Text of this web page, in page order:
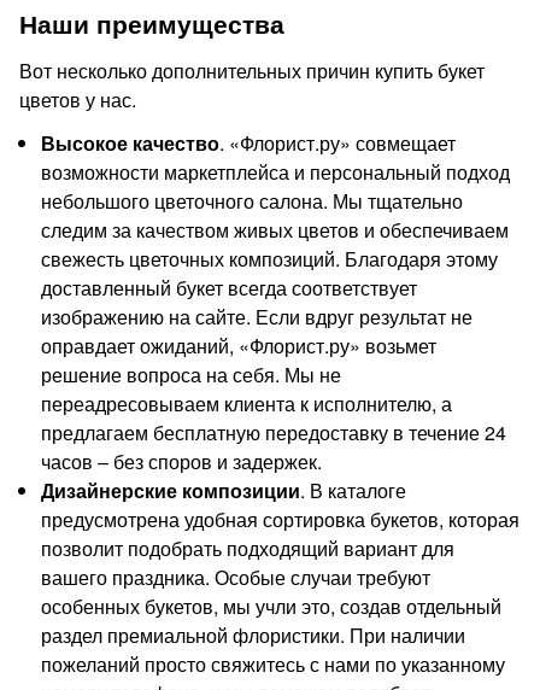
Наши преимущества
Вот несколько дополнительных причин купить букет
цветов у нас.
Высокое качество. «Флорист.ру» совмещает
возможности маркетплейса и персональный подход
небольшого цветочного салона. Мы тщательно
следим за качеством живых цветов и обеспечиваем
свежесть цветочных композиций. Благодаря этому
доставленный букет всегда соответствует
изображению на сайте. Если вдруг результат не
оправдает ожиданий, «Флорист.ру» возьмет
решение вопроса на себя. Мы не
переадресовываем клиента к исполнителю, а
предлагаем бесплатную передоставку в течение 24
часов – без споров и задержек.
Дизайнерские композиции. В каталоге
предусмотрена удобная сортировка букетов, которая
позволит подобрать подходящий вариант для
вашего праздника. Особые случаи требуют
особенных букетов, мы учли это, создав отдельный
раздел премиальной флористики. При наличии
пожеланий просто свяжитесь с нами по указанному